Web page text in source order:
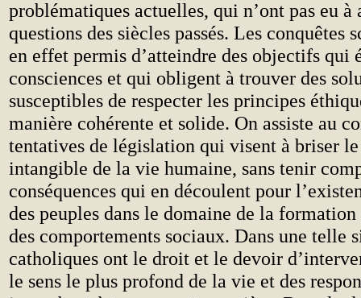
problématiques actuelles, qui n’ont pas eu
questions des siècles passés. Les conquêtes
en effet permis d’atteindre des objectifs qui
consciences et qui obligent à trouver des
susceptibles de respecter les principes
manière cohérente et solide. On assiste au
tentatives de législation qui visent à briser
intangible de la vie humaine, sans tenir
conséquences qui en découlent pour
des peuples dans le domaine de la
des comportements sociaux. Dans une telle
catholiques ont le droit et le devoir
le sens le plus profond de la vie et des